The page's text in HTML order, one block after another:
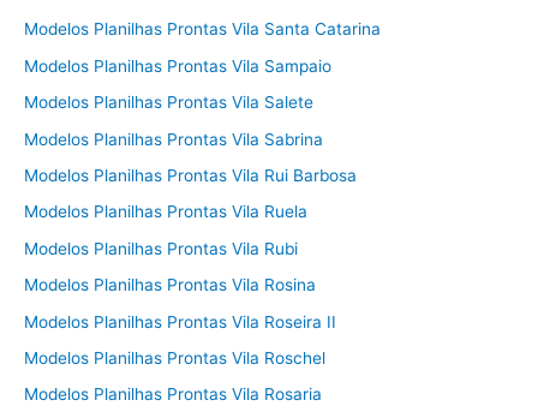
Modelos Planilhas Prontas Vila Santa Catarina
Modelos Planilhas Prontas Vila Sampaio
Modelos Planilhas Prontas Vila Salete
Modelos Planilhas Prontas Vila Sabrina
Modelos Planilhas Prontas Vila Rui Barbosa
Modelos Planilhas Prontas Vila Ruela
Modelos Planilhas Prontas Vila Rubi
Modelos Planilhas Prontas Vila Rosina
Modelos Planilhas Prontas Vila Roseira II
Modelos Planilhas Prontas Vila Roschel
Modelos Planilhas Prontas Vila Rosaria